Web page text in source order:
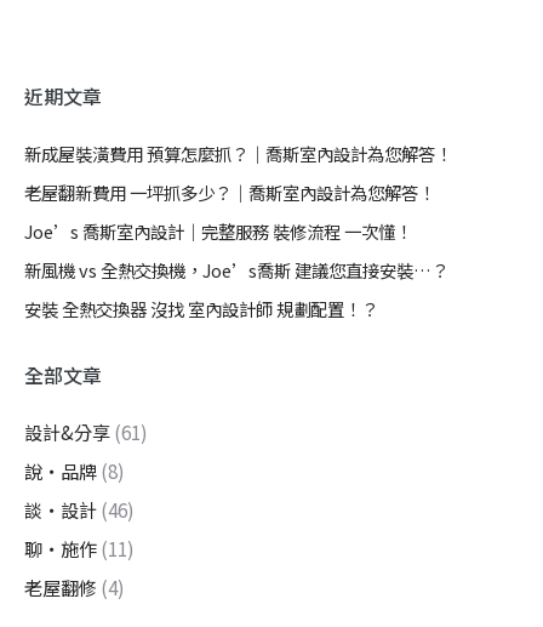
近期文章
新成屋裝潢費用 預算怎麼抓？｜喬斯室內設計為您解答！
老屋翻新費用 一坪抓多少？｜喬斯室內設計為您解答！
Joe’s 喬斯室內設計｜完整服務 裝修流程 一次懂！
新風機 vs 全熱交換機，Joe’s喬斯 建議您直接安裝…？
安裝 全熱交換器 沒找 室內設計師 規劃配置！？
全部文章
設計&分享(61)
說・品牌(8)
談・設計(46)
聊・施作(11)
老屋翻修 (4)